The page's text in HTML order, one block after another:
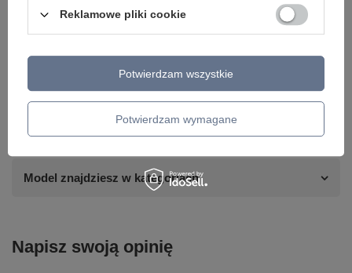
chcesz lepszą cenę?
Napisz do nas - doradzimy, odpowiemy
Model znajdziesz w kategoriach
Napisz swoją opinię
Reklamowe pliki cookie
Potwierdzam wymagane
Potwierdzam wszystkie